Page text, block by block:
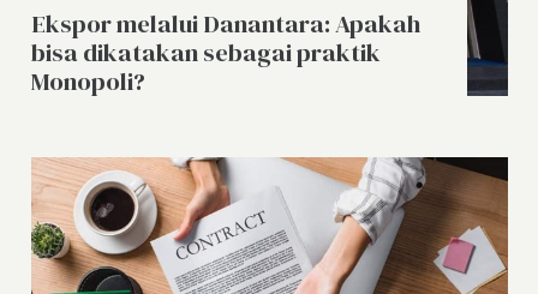
Ekspor melalui Danantara: Apakah
bisa dikatakan sebagai praktik
Monopoli?